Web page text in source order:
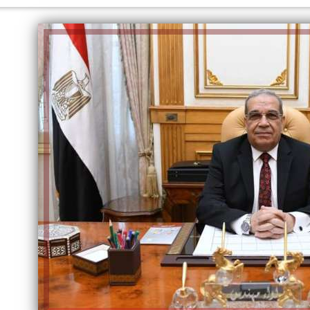
إلهام شرشر تكتب: دي مبقتش كورة..
دي سياسة
الكاتبة إلهام شرشر تهنئ الرئيس
السيسي بعيد ميلاده وتُشيد بجهوده